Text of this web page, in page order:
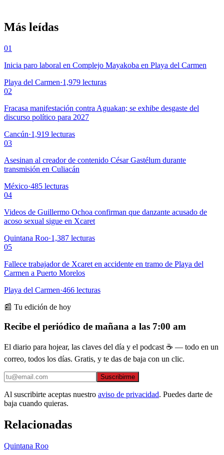
Más leídas
01
Inicia paro laboral en Complejo Mayakoba en Playa del Carmen
Playa del Carmen·1,979 lecturas
02
Fracasa manifestación contra Aguakan; se exhibe desgaste del
discurso político para 2027
Cancún·1,919 lecturas
03
Asesinan al creador de contenido César Gastélum durante
transmisión en Culiacán
México·485 lecturas
04
Videos de Guillermo Ochoa confirman que danzante acusado de
acoso sexual sigue en Xcaret
Quintana Roo·1,387 lecturas
05
Fallece trabajador de Xcaret en accidente en tramo de Playa del
Carmen a Puerto Morelos
Playa del Carmen·466 lecturas
📰 Tu edición de hoy
Recibe el periódico de mañana a las 7:00 am
El diario para hojear, las claves del día y el podcast ☕ — todo en un
correo, todos los días. Gratis, y te das de baja con un clic.
Suscribirme
Al suscribirte aceptas nuestro aviso de privacidad. Puedes darte de
baja cuando quieras.
Relacionadas
Quintana Roo